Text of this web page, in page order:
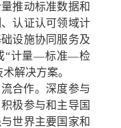
推动标准数据和
认证认可领域计
设施协同服务及
“计量—标准—检
解决方案。
合作。深度参与
极参与和主导国
世界主要国家和